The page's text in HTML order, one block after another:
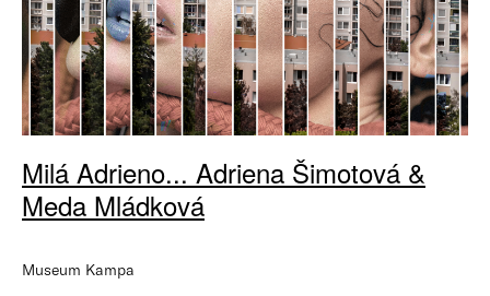
Milá Adrieno... Adriena Šimotová &
Meda Mládková
Museum Kampa